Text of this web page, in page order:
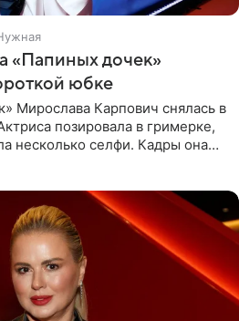
«Папиных дочек»
юбке
Мирослава Карпович снялась в
позировала в гримерке,
несколько селфи. Кадры она